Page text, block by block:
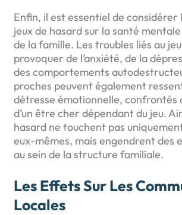
Enfin, il est essentiel de considérer
jeux de hasard sur la santé
de la famille. Les troubles liés au
provoquer de l’anxiété, de la
des comportements
proches peuvent également
détresse émotionnelle, confrontés
d’un être cher dépendant du jeu.
hasard ne touchent pas
eux-mêmes, mais engendrent des
au sein de la structure familiale.
Les Effets Sur Les
Locales